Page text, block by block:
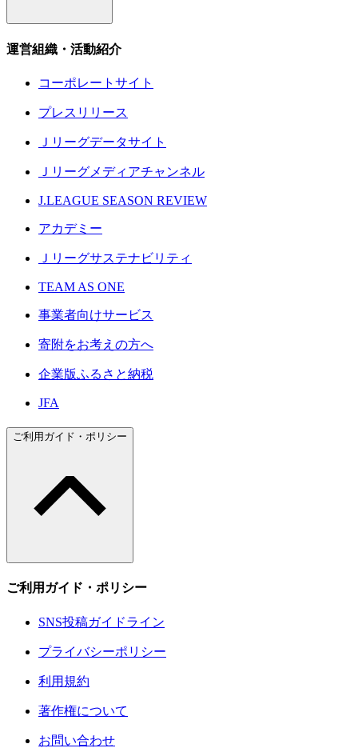
運営組織・活動紹介
コーポレートサイト
プレスリリース
Ｊリーグデータサイト
Ｊリーグメディアチャンネル
J.LEAGUE SEASON REVIEW
アカデミー
Ｊリーグサステナビリティ
TEAM AS ONE
事業者向けサービス
寄附をお考えの方へ
企業版ふるさと納税
JFA
ご利用ガイド・ポリシー
ご利用ガイド・ポリシー
SNS投稿ガイドライン
プライバシーポリシー
利用規約
著作権について
お問い合わせ